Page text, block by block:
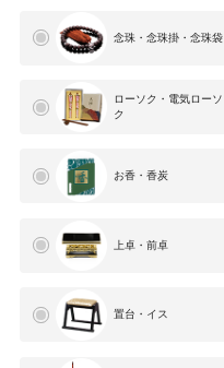
念珠・念珠掛・念珠袋
ローソク・電気ローソ
ク
お香・香炭
上卓・前卓
置台・イス